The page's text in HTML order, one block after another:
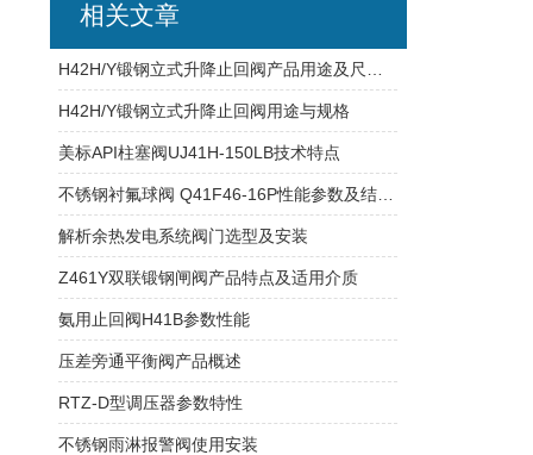
相关文章
H42H/Y锻钢立式升降止回阀用途与规格
美标API柱塞阀UJ41H-150LB技术特点
解析余热发电系统阀门选型及安装
Z461Y双联锻钢闸阀产品特点及适用介质
氨用止回阀H41B参数性能
压差旁通平衡阀产品概述
RTZ-D型调压器参数特性
不锈钢雨淋报警阀使用安装